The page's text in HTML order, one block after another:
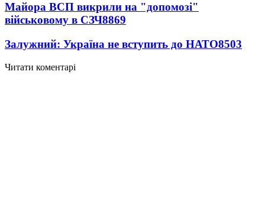
Майора ВСП викрили на "допомозі"
військовому в СЗЧ8869
Залужний: Україна не вступить до НАТО8503
Читати коментарі